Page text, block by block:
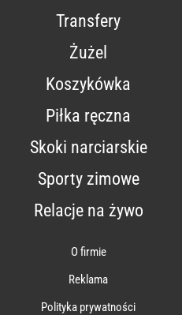
Transfery
Żużel
Koszykówka
Piłka ręczna
Skoki narciarskie
Sporty zimowe
Relacje na żywo
O firmie
Reklama
Polityka prywatności